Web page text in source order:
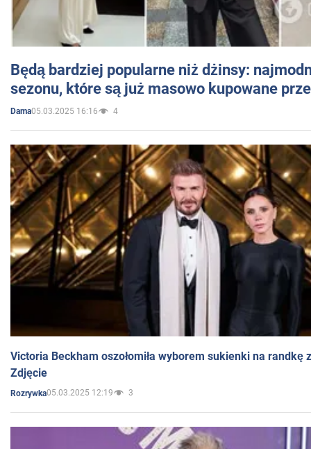
Będą bardziej popularne niż dżinsy:
sezonu, które są już masowo kupowane
Dama05.03.2025 16:16 4
Victoria Beckham oszołomiła wyborem sukienki na randkę
Zdjęcie
Rozrywka05.03.2025 12:19 3